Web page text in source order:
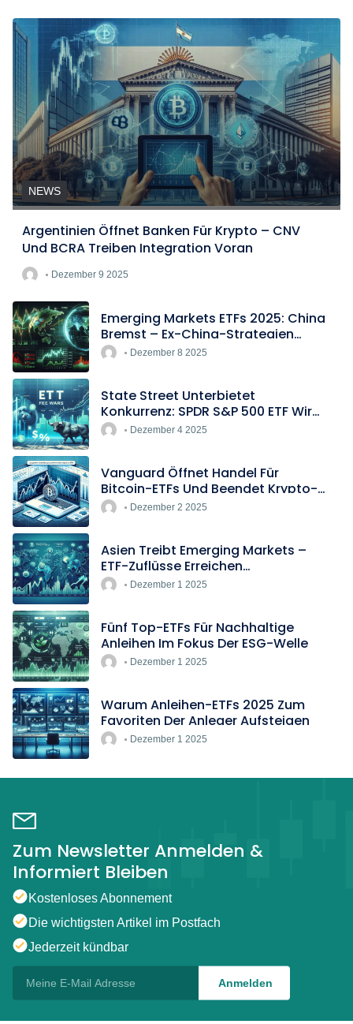
NEWS
Argentinien Öffnet Banken Für Krypto – CNV
Und BCRA Treiben Integration Voran
Dezember 9 2025
Emerging Markets ETFs 2025: China
Bremst – Ex-China-Strategien
BoomenDezember 8 2025
State Street Unterbietet
Konkurrenz: SPDR S&P 500 ETF Wird
Europas Günstigster Indextracker
Dezember 4 2025
Vanguard Öffnet Handel Für
Bitcoin-ETFs Und Beendet Krypto-
BlockadeDezember 2 2025
Asien Treibt Emerging Markets –
ETF-Zuflüsse Erreichen
Rekordtempo
Dezember 1 2025
Fünf Top-ETFs Für Nachhaltige
Anleihen Im Fokus Der ESG-Welle
Dezember 1 2025
Warum Anleihen-ETFs 2025 Zum
Favoriten Der Anleger Aufsteigen
Dezember 1 2025
Zum Newsletter Anmelden &
Informiert Bleiben
Kostenloses Abonnement
Die wichtigsten Artikel im Postfach
Jederzeit kündbar